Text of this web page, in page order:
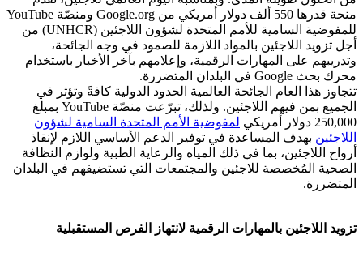
منحة قدرها 550 ألف دولار أمريكي من Google.org ومنصّة YouTube
للمفوضية السامية للأمم المتحدة لشؤون اللاجئين (UNHCR) من
أجل تزويد اللاجئين بالمواد اللازمة للصمود في وجه الجائحة،
وتدريبهم على المهارات الرقمية، وإعلامهم بآخر الأخبار باستخدام
محرك بحث Google في البلدان المتضررة.
تتجاوز هذا العام الجائحة العالمية الحدود الدولية كافةً وتؤثر في
الجميع بمن فيهم اللاجئين. ولذلك، تبرّعت منصّة YouTube بمبلغ
250,000 دولار أمريكي
لمفوضية الأمم المتحدة السامية لشؤون
اللاجئين بهدف المساعدة في توفير الدعم الأساسي اللازم لإنقاذ
أرواح اللاجئين، بما في ذلك المياه والرعاية الطبية ولوازم النظافة
الصحية المُخصصة للاجئين والمجتمعات التي تستضيفهم في البلدان
المتضررة.
تزويد اللاجئين بالمهارات الرقمية لانتهاز الفرص المستقبلية